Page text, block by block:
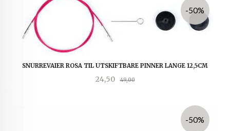
SNURREVAIER ROSA TIL UTSKIFTBARE PINNER LANGE 12,5CM
Tilbud
24,50 49,00Rabatt
-50%
-50%